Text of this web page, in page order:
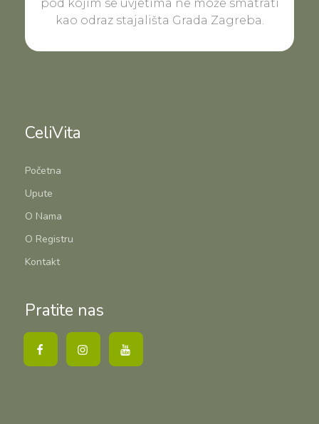
pod kojim se uvjetima ne može smatrati
kao odraz stajališta Grada Zagreba.
CeliVita
Početna
Upute
O Nama
O Registru
Kontakt
Pratite nas